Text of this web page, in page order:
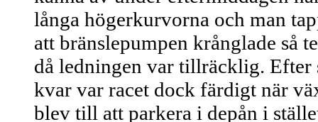
långa högerkurvorna och man
att bränslepumpen krånglade så
då ledningen var tillräcklig. Efter
kvar var racet dock färdigt när
blev till att parkera i depån i